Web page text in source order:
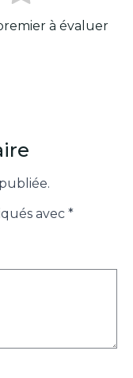
à évaluer
avec *